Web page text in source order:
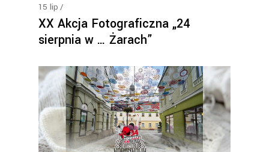
15 lip
XX Akcja Fotograficzna „24
sierpnia w … Żarach”